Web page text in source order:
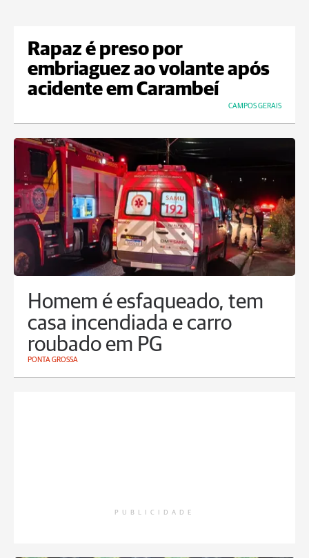
Rapaz é preso por
embriaguez ao volante após
acidente em Carambeí
CAMPOS GERAIS
Homem é esfaqueado, tem
casa incendiada e carro
roubado em PG
PONTA GROSSA
PUBLICIDADE